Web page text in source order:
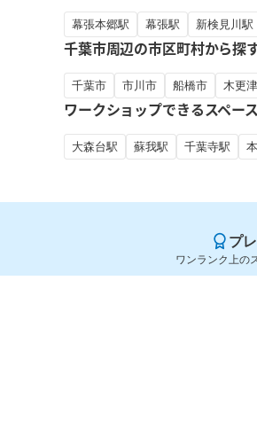
幕張本郷駅 幕張駅 新検見川駅
千葉市周辺の市区町村から探
千葉市 市川市 船橋市 木更
ワークショップできるスペー
大森台駅 蘇我駅 千葉寺駅
プ
ワンランク上の